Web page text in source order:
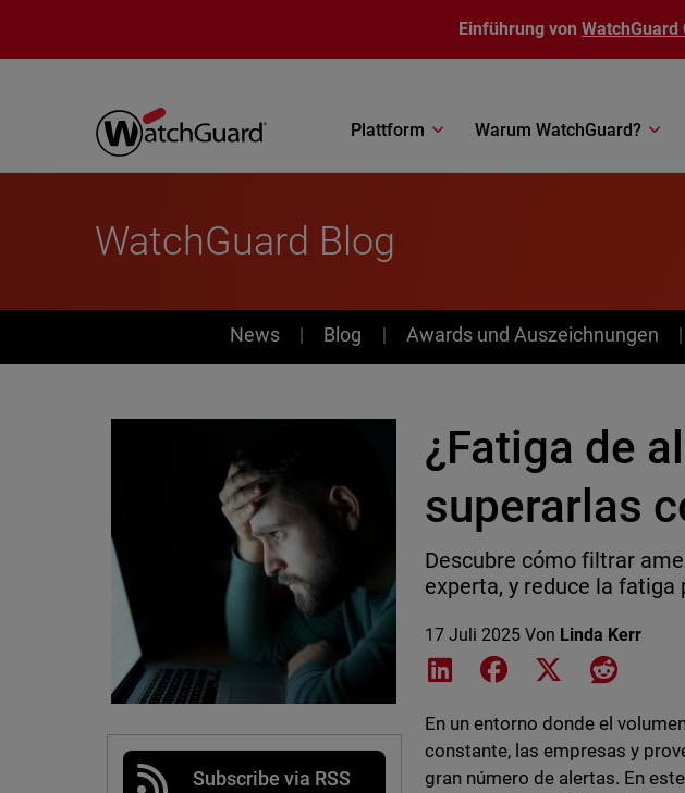
Einführung von WatchGuard
Plattform Warum WatchGuard?
WatchGuard Blog
News
News Blog Awards und Auszeichnungen
Subscribe via RSS
¿Fatiga de
superarlas
Descubre cómo filtrar
experta, y reduce la
17 Juli 2025 Von Linda Kerr
Share on LinkedIn
Share on Facebook
Share on XShare on
En un entorno donde el
constante, las empresas y
gran número de alertas. En